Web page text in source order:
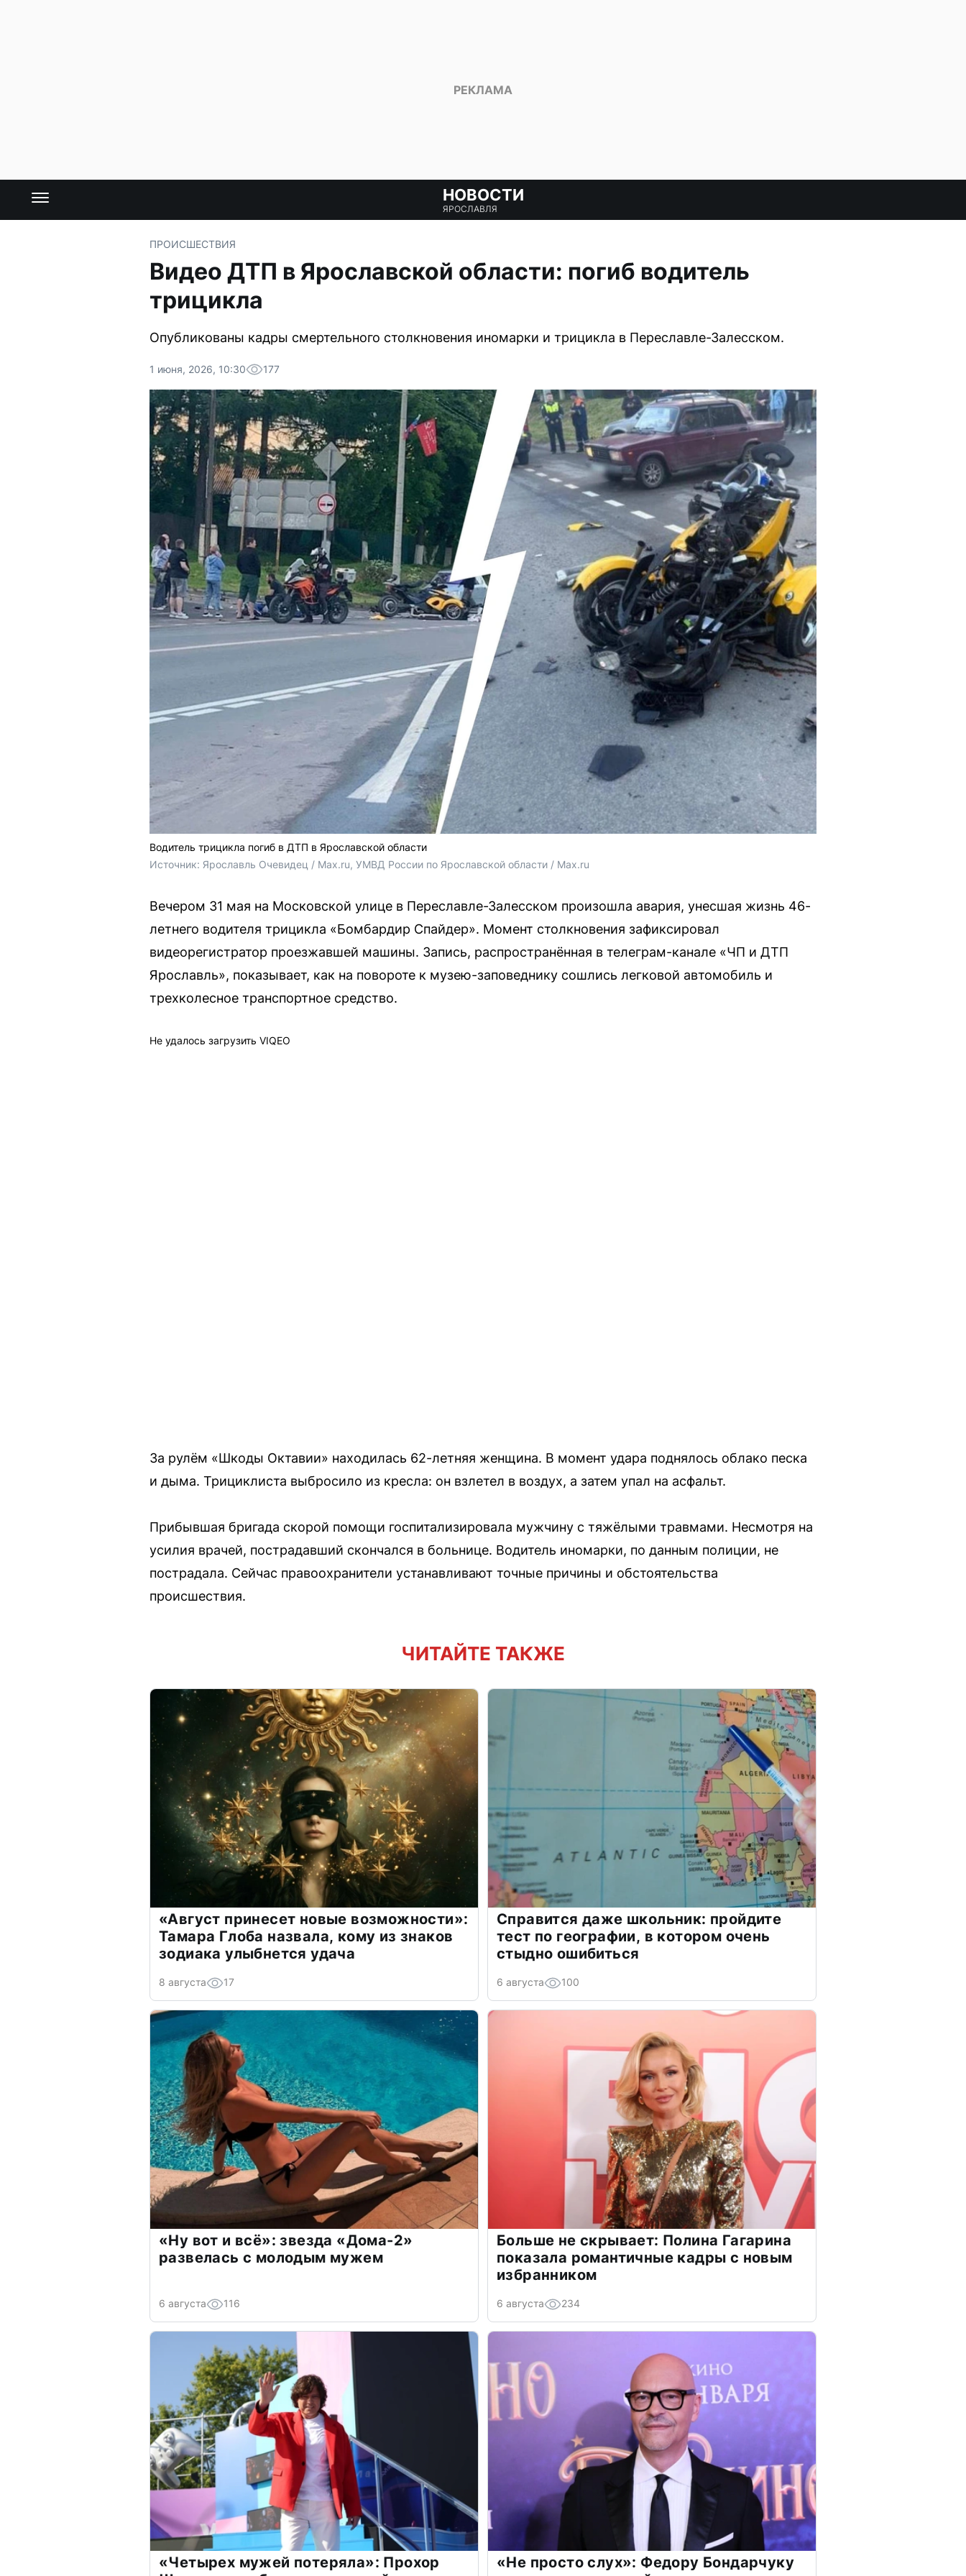
НОВОСТИ
ЯРОСЛАВЛЯ
ПРОИСШЕСТВИЯ
Видео ДТП в Ярославской области: погиб водитель
трицикла
Опубликованы кадры смертельного столкновения иномарки и трицикла в Переславле-Залесском.
1 июня, 2026, 10:30 177
Водитель трицикла погиб в ДТП в Ярославской области
Источник: Ярославль Очевидец / Max.ru, УМВД России по Ярославской области / Max.ru
Вечером 31 мая на Московской улице в Переславле-Залесском произошла авария, унесшая жизнь 46-
летнего водителя трицикла «Бомбардир Спайдер». Момент столкновения зафиксировал
видеорегистратор проезжавшей машины. Запись, распространённая в телеграм-канале «ЧП и ДТП
Ярославль», показывает, как на повороте к музею-заповеднику сошлись легковой автомобиль и
трехколесное транспортное средство.
Не удалось загрузить VIQEO
За рулём «Шкоды Октавии» находилась 62-летняя женщина. В момент удара поднялось облако песка
и дыма. Трициклиста выбросило из кресла: он взлетел в воздух, а затем упал на асфальт.
Прибывшая бригада скорой помощи госпитализировала мужчину с тяжёлыми травмами. Несмотря на
усилия врачей, пострадавший скончался в больнице. Водитель иномарки, по данным полиции, не
пострадала. Сейчас правоохранители устанавливают точные причины и обстоятельства
происшествия.
ЧИТАЙТЕ ТАКЖЕ
«Август принесет новые возможности»:
Тамара Глоба назвала, кому из знаков
зодиака улыбнется удача
8 августа 17
Справится даже школьник: пройдите
тест по географии, в котором очень
стыдно ошибиться
6 августа 100
«Ну вот и всё»: звезда «Дома-2»
развелась с молодым мужем
6 августа 116
Больше не скрывает: Полина Гагарина
показала романтичные кадры с новым
избранником
6 августа 234
«Четырех мужей потеряла»: Прохор
«Не просто слух»: Федору Бондарчуку